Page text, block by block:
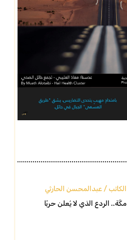
الكاتب / عبدالمحسن الحارثي
مكّة.. الردع الذي لا يُعلن حربًا